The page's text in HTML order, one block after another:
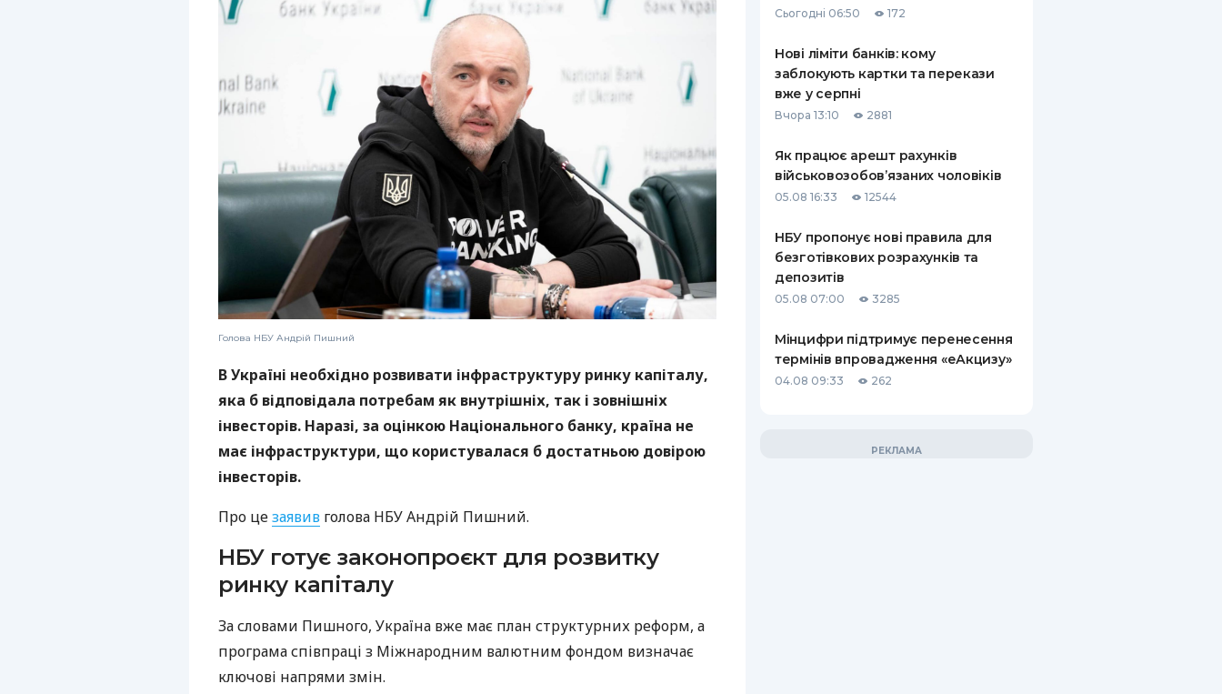
ЩОМІСЯЧНИЙ ОГЛЯД
КЕШБЕКУ
БАНКІВСЬКИХ КАРТКАХ
СТРАХУВАННЮ
ВСІ СТРАХОВІ ПОЛІСИ
СТРАХОВІ КОМПАНІЇ
ВІДГУКИ ПРО СТРАХОВІ
КОМПАНІЇ
КОНТАКТИ
Голова НБУ Андрій Пишний
В Україні необхідно розвивати інфраструктуру ринку капіталу,
яка б відповідала потребам як внутрішніх, так і зовнішніх
інвесторів. Наразі, за оцінкою Національного банку, країна не
має інфраструктури, що користувалася б достатньою довірою
інвесторів.
Про цезаявив голова НБУ Андрій Пишний.
НБУ готує законопроєкт для розвитку
ринку капіталу
За словами Пишного, Україна вже має план структурних реформ, а
програма співпраці з Міжнародним валютним фондом визначає
ключові напрями змін.
Сьогодні 06:50 172
Нові ліміти банків: кому
заблокують картки та перекази
вже у серпні
Вчора 13:10 2881
Як працює арешт рахунків
військовозобов’язаних чоловіків
05.08 16:33 12544
НБУ пропонує нові правила для
безготівкових розрахунків та
депозитів
05.08 07:00 3285
Мінцифри підтримує перенесення
термінів впровадження «еАкцизу»
04.08 09:33 262